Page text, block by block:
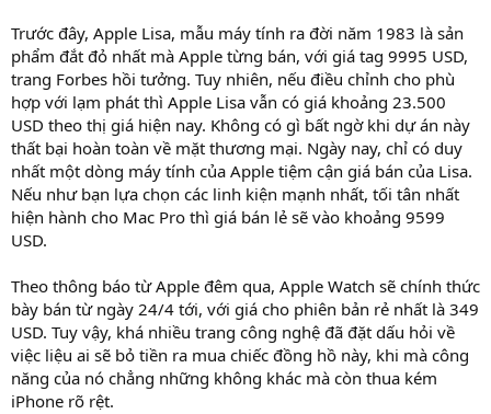
Trước đây, Apple Lisa, mẫu máy tính ra đời năm 1983 là sản
phẩm đắt đỏ nhất mà Apple từng bán, với giá tag 9995 USD,
trang Forbes hồi tưởng. Tuy nhiên, nếu điều chỉnh cho phù
hợp với lạm phát thì Apple Lisa vẫn có giá khoảng 23.500
USD theo thị giá hiện nay. Không có gì bất ngờ khi dự án này
thất bại hoàn toàn về mặt thương mại. Ngày nay, chỉ có duy
nhất một dòng máy tính của Apple tiệm cận giá bán của Lisa.
Nếu như bạn lựa chọn các linh kiện mạnh nhất, tối tân nhất
hiện hành cho Mac Pro thì giá bán lẻ sẽ vào khoảng 9599
USD.
Theo thông báo từ Apple đêm qua, Apple Watch sẽ chính thức
bày bán từ ngày 24/4 tới, với giá cho phiên bản rẻ nhất là 349
USD. Tuy vậy, khá nhiều trang công nghệ đã đặt dấu hỏi về
việc liệu ai sẽ bỏ tiền ra mua chiếc đồng hồ này, khi mà công
năng của nó chẳng những không khác mà còn thua kém
iPhone rõ rệt.